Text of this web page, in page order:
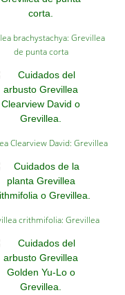
brachystachya: Grevillea
de punta corta
Clearview David: Grevillea
crithmifolia: Grevillea